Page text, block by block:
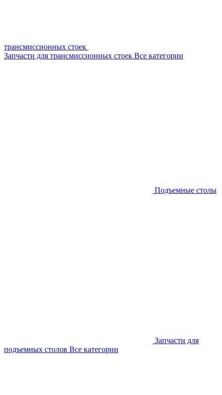
трансмиссионных стоек
Запчасти для трансмиссионных стоек Все категории
Подъемные столы
Запчасти для
подъемных столов Все категории